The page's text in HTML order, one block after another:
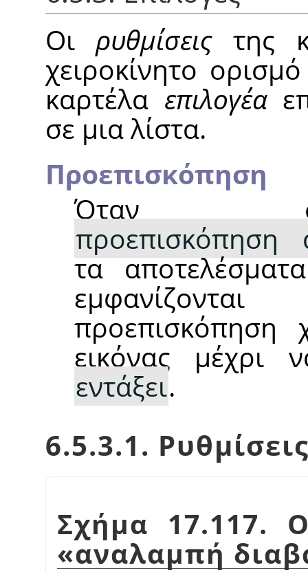
Οι ρυθμίσεις της
χειροκίνητο
καρτέλαεπιλογέα
σε μια λίστα.
Προεπισκόπηση
Όταν
προεπισκόπηση
τα
προεπισκόπηση
εικόνας μέχρι
εντάξει.
6.5.3.1.
Σχήμα 17.117.
«αναλαμπή